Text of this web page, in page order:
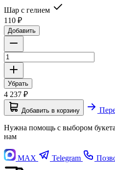
Шар с гелием
110 ₽
Добавить
Убрать
4 237 ₽
Добавить в корзину
Нужна помощь с выбором
нам
MAX Telegram